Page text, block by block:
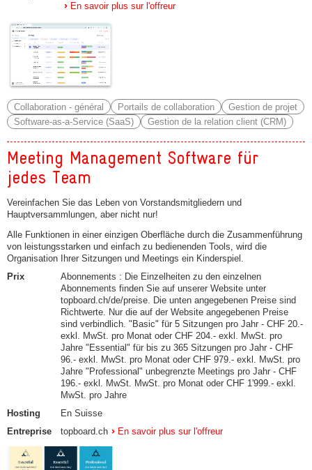
En savoir plus sur l'offreur
Collaboration - général Portails de collaboration
Gestion de projet
Software-as-a-Service (SaaS)
Gestion de la relation client (CRM)
Meeting Management Software für
jedes Team
Vereinfachen Sie das Leben von Vorstandsmitgliedern und
Hauptversammlungen, aber nicht nur!
Alle Funktionen in einer einzigen Oberfläche durch die Zusammenführung
von leistungsstarken und einfach zu bedienenden Tools, wird die
Organisation Ihrer Sitzungen und Meetings ein Kinderspiel.
Prix
Abonnements : Die Einzelheiten zu den einzelnen
Abonnements finden Sie auf unserer Website unter
topboard.ch/de/preise. Die unten angegebenen Preise sind
Richtwerte. Nur die auf der Website angegebenen Preise
sind verbindlich. "Basic" für 5 Sitzungen pro Jahr - CHF 20.-
exkl. MwSt. pro Monat oder CHF 204.- exkl. MwSt. pro
Jahre "Essential" für bis zu 365 Sitzungen pro Jahr - CHF
96.- exkl. MwSt. pro Monat oder CHF 979.- exkl. MwSt. pro
Jahre "Professional" unbegrenzte Meetings pro Jahr - CHF
196.- exkl. MwSt. MwSt. pro Monat oder CHF 1'999.- exkl.
MwSt. pro Jahre
Hosting
En Suisse
Entreprise
topboard.ch En savoir plus sur l'offreur